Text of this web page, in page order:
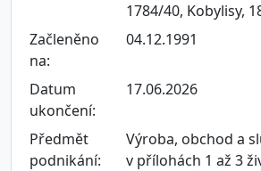
1784/40, Kobylisy,
Začleněno
na:
04.12.1991
Datum
ukončení:
17.06.2026
Předmět
podnikání:
Výroba, obchod a
v přílohách 1 až 3